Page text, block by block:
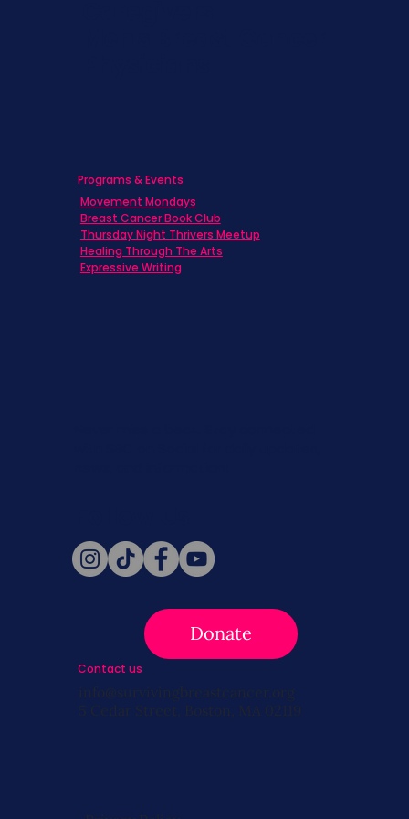
Donate
Programs & Events
Movement Mondays
Breast Cancer Book Club
Thursday Night Thrivers Meetup
Healing Through The Arts
Expressive Writing
Contact us
info@survivingbreastcancer.org
5 Cedar Street, Boston, MA 02119